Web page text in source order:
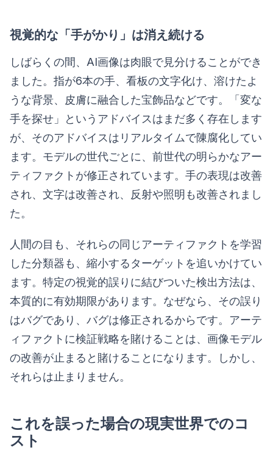
視覚的な「手がかり」は消え続ける
しばらくの間、AI画像は肉眼で見分けることができ
ました。指が6本の手、看板の文字化け、溶けたよ
うな背景、皮膚に融合した宝飾品などです。「変な
手を探せ」というアドバイスはまだ多く存在します
が、そのアドバイスはリアルタイムで陳腐化してい
ます。モデルの世代ごとに、前世代の明らかなアー
ティファクトが修正されています。手の表現は改善
され、文字は改善され、反射や照明も改善されまし
た。
人間の目も、それらの同じアーティファクトを学習
した分類器も、縮小するターゲットを追いかけてい
ます。特定の視覚的誤りに結びついた検出方法は、
本質的に有効期限があります。なぜなら、その誤り
はバグであり、バグは修正されるからです。アーテ
ィファクトに検証戦略を賭けることは、画像モデル
の改善が止まると賭けることになります。しかし、
それらは止まりません。
これを誤った場合の現実世界でのコ
スト